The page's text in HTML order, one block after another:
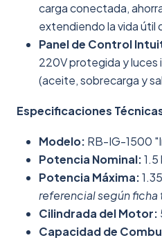
carga conectada,
extendiendo la vida útil
Panel de Control
220V protegida y
(aceite, sobrecarga y
Especificaciones
Modelo: RB-IG-1500
Potencia Nominal:1.5
Potencia Máxima:
referencial según ficha
Cilindrada del Motor:
Capacidad de